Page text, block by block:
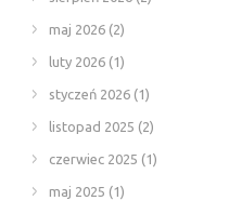
maj 2026 (2)
luty 2026 (1)
styczeń 2026 (1)
listopad 2025 (2)
czerwiec 2025 (1)
maj 2025 (1)